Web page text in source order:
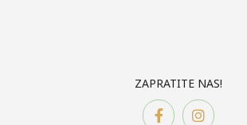
ZAPRATITE NAS!